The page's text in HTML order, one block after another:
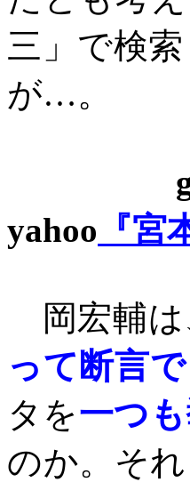
三」で検
が…。
yahoo 『宮
岡宏輔は
って断言
タを一つ
のか。そ